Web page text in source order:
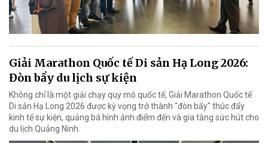
Giải Marathon Quốc tế Di sản Hạ Long 2026:
Đòn bẩy du lịch sự kiện
Không chỉ là một giải chạy quy mô quốc tế, Giải Marathon Quốc tế
Di sản Hạ Long 2026 được kỳ vọng trở thành "đòn bẩy" thúc đẩy
kinh tế sự kiện, quảng bá hình ảnh điểm đến và gia tăng sức hút cho
du lịch Quảng Ninh.